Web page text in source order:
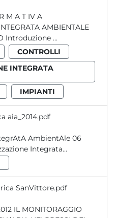
AMBIENTALE
07 2020 SOMMARIO Introduzione ...
CONTROLLI
INTEGRATA
IMPIANTI
aia_2014.pdf
Autorizzazione Integrata...
SanVittore.pdf